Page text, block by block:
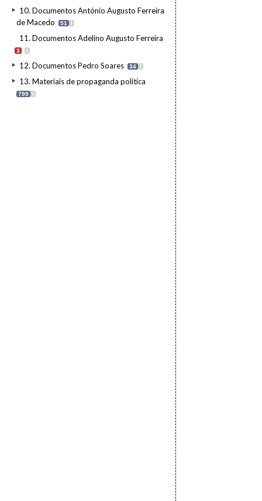
10. Documentos António Augusto Ferreira
de Macedo
51 I
11. Documentos Adelino Augusto Ferreira
3 I
12. Documentos Pedro Soares 34 I
13. Materiais de propaganda política
799 I